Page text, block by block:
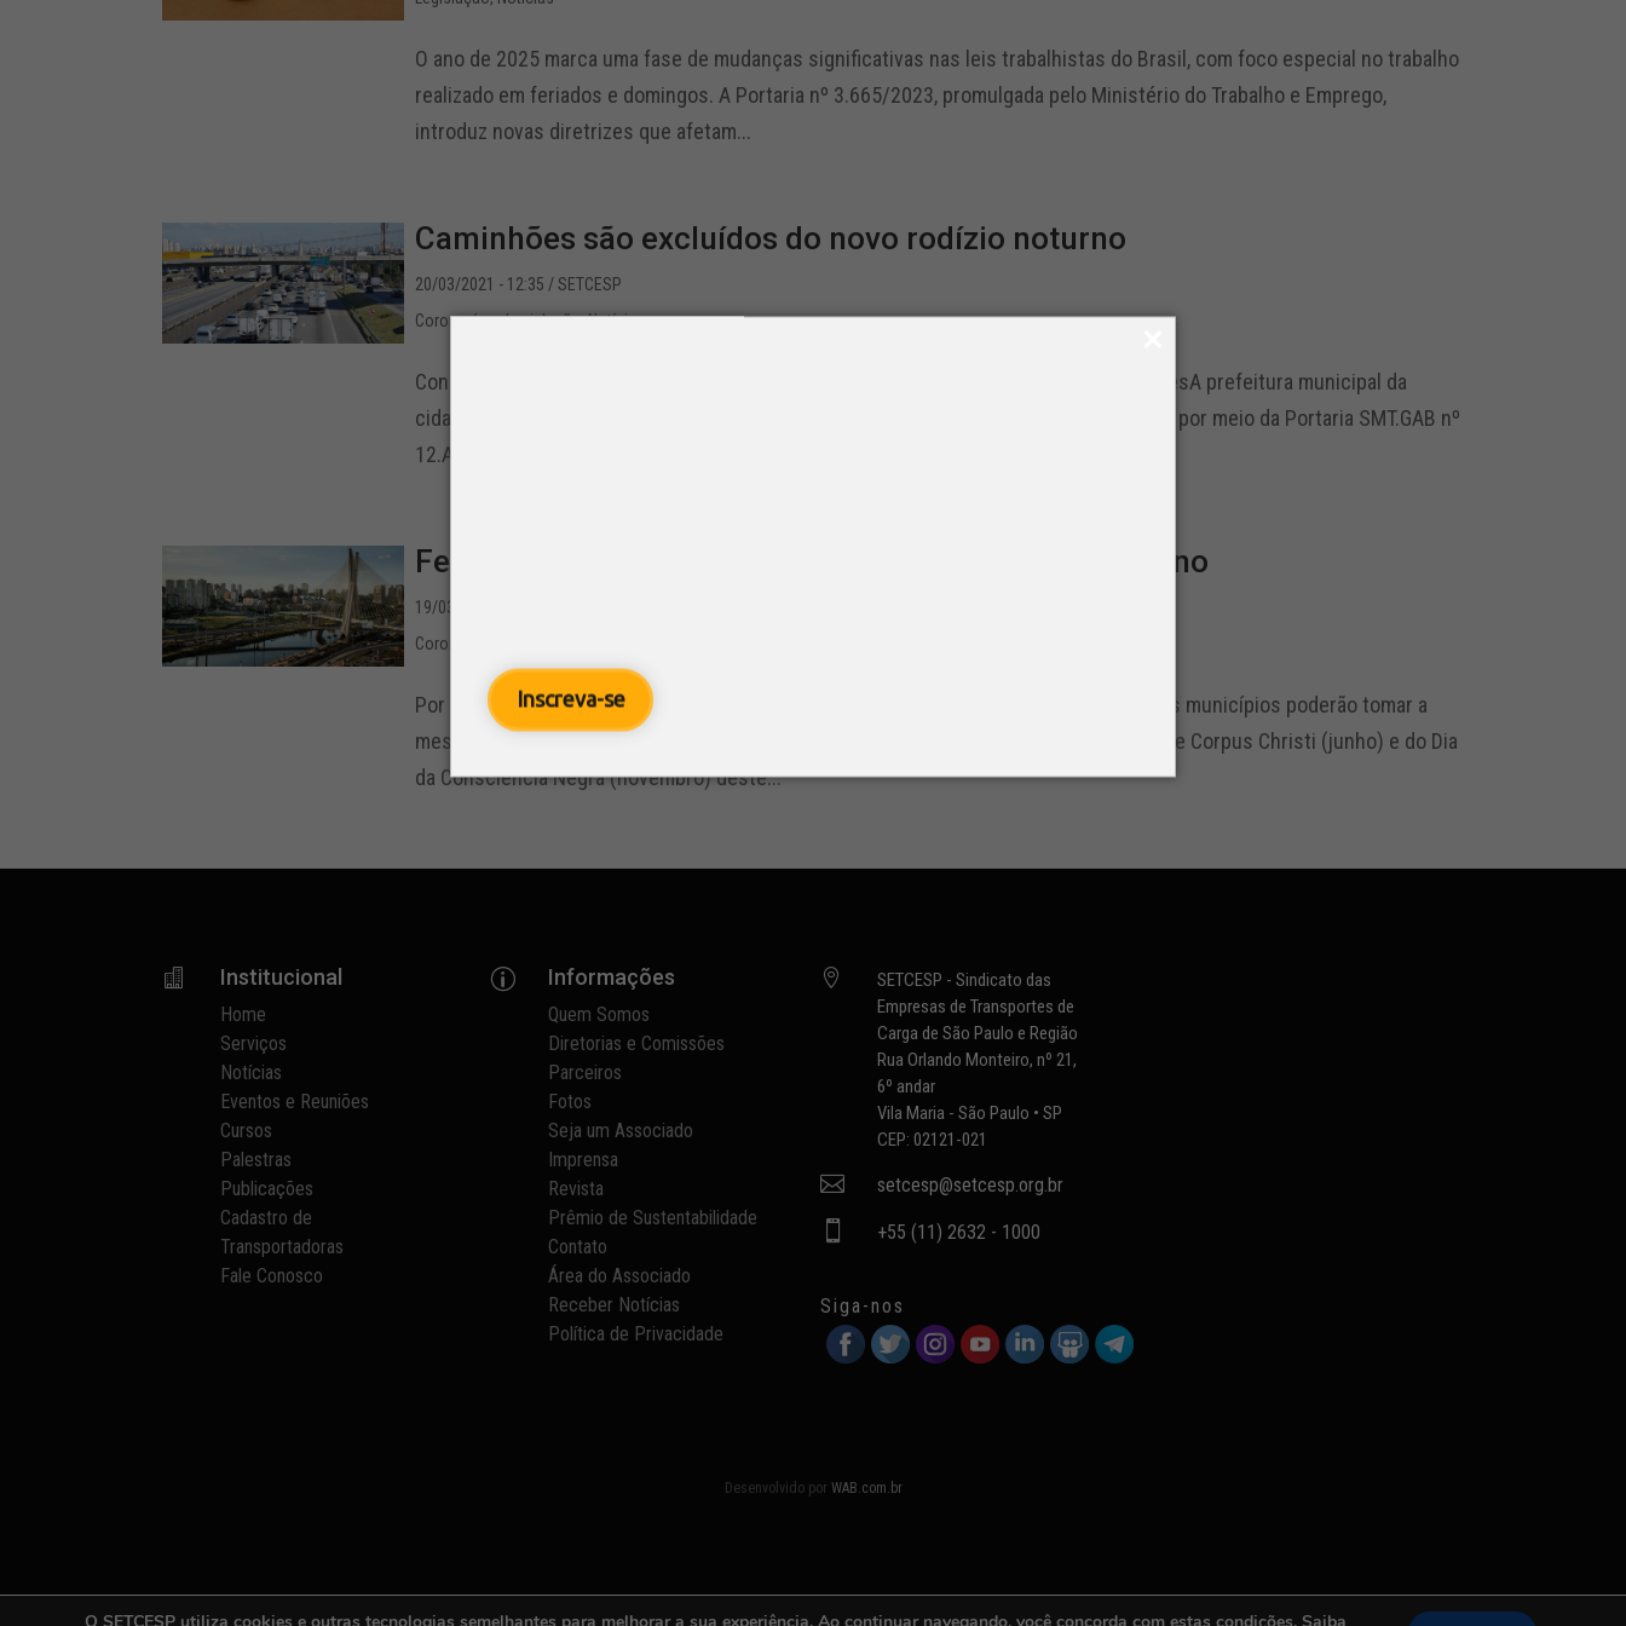
Inscreva-se
O ano de 2025 marca uma fase de mudanças significativas nas leis trabalhistas do Brasil, com foco especial no trabalho
realizado em feriados e domingos. A Portaria nº 3.665/2023, promulgada pelo Ministério do Trabalho e Emprego,
introduz novas diretrizes que afetam...
Caminhões são excluídos do novo rodízio noturno
20/03/2021 - 12:35 / SETCESP
Coronavírus,Legislação,Notícias
Conquista do SETCESP fez com que os caminhões voltem a cumprir as regras anterioresA prefeitura municipal da
cidade de São Paulo excluiu os caminhões do novo rodízio noturno a partir de hoje (20) por meio da Portaria SMT.GAB nº
12.A conquista para o TRC é do SETCESP...
Feriados em SP são antecipados e novo rodízio noturno
19/03/2021 - 13:15
Coronavírus
Por enquanto, a antecipação dos feriados só abrange a cidade de São Paulo, mas outros municípios poderão tomar a
mesma medidaO Prefeito Municipal de São Paulo, Bruno Covas, antecipou os feriados de Corpus Christi (junho) e do Dia
da Consciência Negra (novembro) deste...
 Institucional
Home
Serviços
Notícias
Eventos e Reuniões
Cursos
Palestras
Publicações
Cadastro de
Transportadoras
Fale Conosco
p Informações
Quem Somos
Diretorias e Comissões
Parceiros
Fotos
Seja um Associado
Imprensa
Revista
Prêmio de Sustentabilidade
Contato
Área do Associado
Receber Notícias
Política de Privacidade

SETCESP - Sindicato das
Empresas de Transportes de
Carga de São Paulo e Região
Rua Orlando Monteiro, nº 21,
6º andar
Vila Maria - São Paulo • SP
CEP: 02121-021
 setcesp@setcesp.org.br
 +55 (11) 2632 - 1000
Siga-nos
Desenvolvido por WAB.com.br